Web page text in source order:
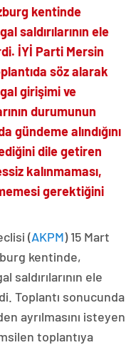
kentinde
saldırılarının ele
İYİ Parti Mersin
söz alarak
girişimi ve
durumunun
gündeme alındığını
dile getiren
kalınmaması,
gerektiğini
(AKPM) 15 Mart
kentinde,
saldırılarının ele
Toplantı sonucunda
ayrılmasını isteyen
toplantıya